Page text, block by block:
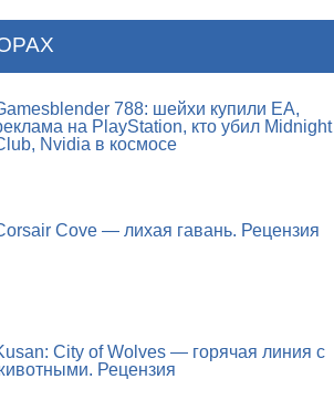
788: шейхи купили EA,
на PlayStation, кто убил Midnight
Nvidia в космосе
Cove — лихая гавань. Рецензия
City of Wolves — горячая линия с
Рецензия